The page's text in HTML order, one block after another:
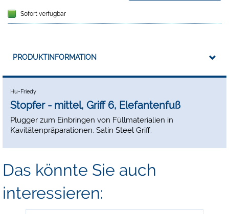
Sofort verfügbar
PRODUKTINFORMATION
Hu-Friedy
Stopfer - mittel, Griff 6, Elefantenfuß
Plugger zum Einbringen von Füllmaterialien in
Kavitätenpräparationen. Satin Steel Griff.
Das könnte Sie auch
interessieren: